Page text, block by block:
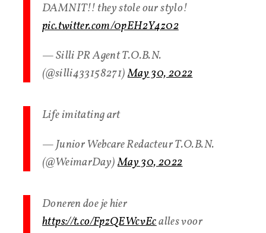
DAMNIT!! they stole our stylo!
pic.twitter.com/0pEH2Y4z02
— Silli PR Agent T.O.B.N.
(@silli433158271)May 30, 2022
Life imitating art
— Junior Webcare Redacteur T.O.B.N.
(@WeimarDay)May 30, 2022
Doneren doe je hier
https://t.co/FpzQEWcvEcalles voor